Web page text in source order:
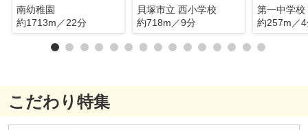
南幼稚園
約1713m／22分
貝塚市立 西小学校
約718m／9分
第一中学校
約257m／
こだわり特集